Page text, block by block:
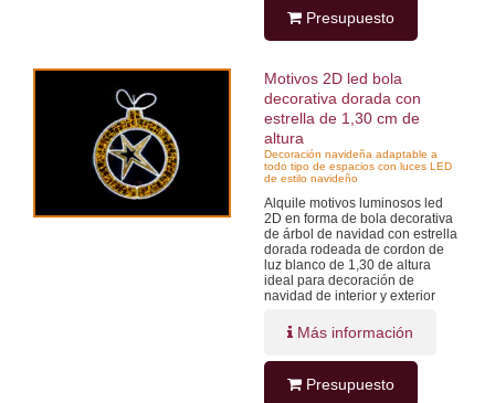
Presupuesto
Motivos 2D led bola
decorativa dorada con
estrella de 1,30 cm de
altura
Decoración navideña adaptable a
todo tipo de espacios con luces LED
de estilo navideño
Alquile motivos luminosos led
2D en forma de bola decorativa
de árbol de navidad con estrella
dorada rodeada de cordon de
luz blanco de 1,30 de altura
ideal para decoración de
navidad de interior y exterior
Más información
Presupuesto